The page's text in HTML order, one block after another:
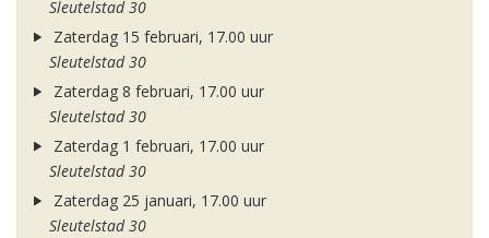
Sleutelstad 30
Zaterdag 15 februari, 17.00 uur
Sleutelstad 30
Zaterdag 8 februari, 17.00 uur
Sleutelstad 30
Zaterdag 1 februari, 17.00 uur
Sleutelstad 30
Zaterdag 25 januari, 17.00 uur
Sleutelstad 30